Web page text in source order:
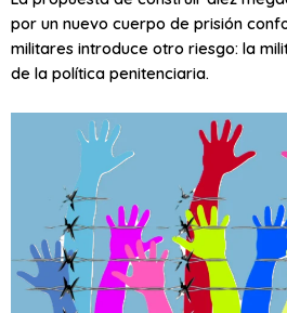
por un nuevo cuerpo de prisión
militares introduce otro riesgo: la
de la política penitenciaria.